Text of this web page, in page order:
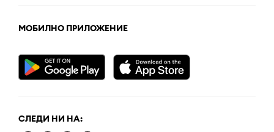
МОБИЛНО ПРИЛОЖЕНИЕ
СЛЕДИ НИ НА: